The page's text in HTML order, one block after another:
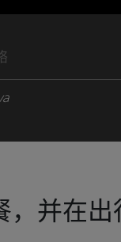
并在出